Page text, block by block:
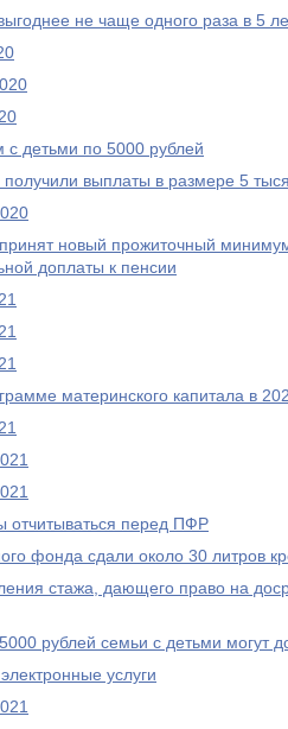
не чаще одного раза в 5
детьми по 5000 рублей
выплаты в размере 5
новый прожиточный
доплаты к пенсии
материнского капитала в
перед ПФР
фонда сдали около 30 литров
стажа, дающего право на
рублей семьи с детьми могут
услуги